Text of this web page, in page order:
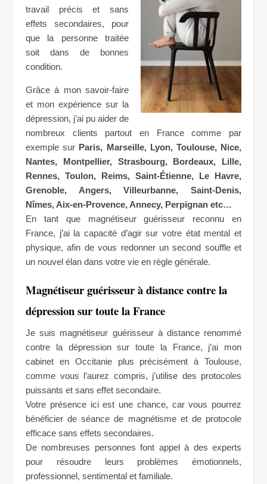
travail précis et sans
effets secondaires, pour
que la personne traitée
soit dans de bonnes
condition.
Grâce à mon savoir-faire
et mon expérience sur la
dépression, j’ai pu aider de
nombreux clients partout en France comme par
exemple sur Paris, Marseille, Lyon, Toulouse, Nice,
Nantes, Montpellier, Strasbourg, Bordeaux, Lille,
Rennes, Toulon, Reims, Saint-Étienne, Le Havre,
Grenoble, Angers, Villeurbanne, Saint-Denis,
Nîmes, Aix-en-Provence, Annecy, Perpignan etc…
En tant que magnétiseur guérisseur reconnu en
France, j’ai la capacité d’agir sur votre état mental et
physique, afin de vous redonner un second souffle et
un nouvel élan dans votre vie en règle générale.
Magnétiseur guérisseur à distance contre la
dépression sur toute la France
Je suis magnétiseur guérisseur à distance renommé
contre la dépression sur toute la France, j’ai mon
cabinet en Occitanie plus précisément à Toulouse,
comme vous l’aurez compris, j’utilise des protocoles
puissants et sans effet secondaire.
Votre présence ici est une chance, car vous pourrez
bénéficier de séance de magnétisme et de protocole
efficace sans effets secondaires.
De nombreuses personnes font appel à des experts
pour résoudre leurs problèmes émotionnels,
professionnel, sentimental et familiale.